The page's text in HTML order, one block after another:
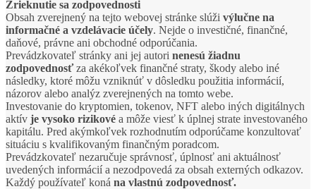
Zrieknutie sa zodpovednosti
Obsah zverejnený na tejto webovej stránke slúži výlučne na
informačné a vzdelávacie účely. Nejde o investičné, finančné,
daňové, právne ani obchodné odporúčania.
Prevádzkovateľ stránky ani jej autori nenesú žiadnu
zodpovednosťza akékoľvek finančné straty, škody alebo iné
následky, ktoré môžu vzniknúť v dôsledku použitia informácií,
názorov alebo analýz zverejnených na tomto webe.
Investovanie do kryptomien, tokenov, NFT alebo iných digitálnych
aktív je vysoko rizikové a môže viesť k úplnej strate investovaného
kapitálu. Pred akýmkoľvek rozhodnutím odporúčame konzultovať
situáciu s kvalifikovaným finančným poradcom.
Prevádzkovateľ nezaručuje správnosť, úplnosť ani aktuálnosť
uvedených informácií a nezodpovedá za obsah externých odkazov.
Každý používateľ koná na vlastnú zodpovednosť.